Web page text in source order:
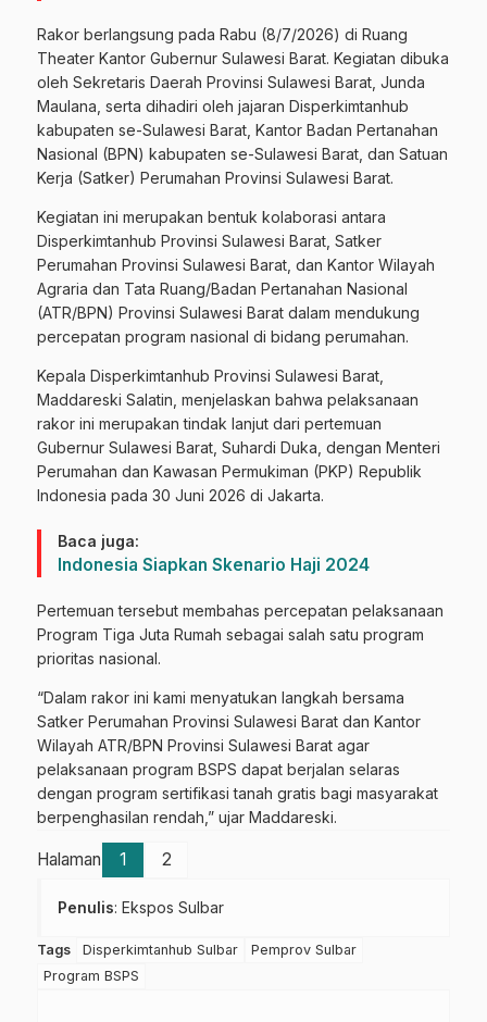
Rakor berlangsung pada Rabu (8/7/2026) di Ruang
Theater Kantor Gubernur Sulawesi Barat. Kegiatan dibuka
oleh Sekretaris Daerah Provinsi Sulawesi Barat, Junda
Maulana, serta dihadiri oleh jajaran Disperkimtanhub
kabupaten se-Sulawesi Barat, Kantor Badan Pertanahan
Nasional (BPN) kabupaten se-Sulawesi Barat, dan Satuan
Kerja (Satker) Perumahan Provinsi Sulawesi Barat.
Kegiatan ini merupakan bentuk kolaborasi antara
Disperkimtanhub Provinsi Sulawesi Barat, Satker
Perumahan Provinsi Sulawesi Barat, dan Kantor Wilayah
Agraria dan Tata Ruang/Badan Pertanahan Nasional
(ATR/BPN) Provinsi Sulawesi Barat dalam mendukung
percepatan program nasional di bidang perumahan.
Kepala Disperkimtanhub Provinsi Sulawesi Barat,
Maddareski Salatin, menjelaskan bahwa pelaksanaan
rakor ini merupakan tindak lanjut dari pertemuan
Gubernur Sulawesi Barat, Suhardi Duka, dengan Menteri
Perumahan dan Kawasan Permukiman (PKP) Republik
Indonesia pada 30 Juni 2026 di Jakarta.
Baca juga:
Indonesia Siapkan Skenario Haji 2024
Pertemuan tersebut membahas percepatan pelaksanaan
Program Tiga Juta Rumah sebagai salah satu program
prioritas nasional.
“Dalam rakor ini kami menyatukan langkah bersama
Satker Perumahan Provinsi Sulawesi Barat dan Kantor
Wilayah ATR/BPN Provinsi Sulawesi Barat agar
pelaksanaan program BSPS dapat berjalan selaras
dengan program sertifikasi tanah gratis bagi masyarakat
berpenghasilan rendah,” ujar Maddareski.
Halaman 1 2
Penulis: Ekspos Sulbar
Tags Disperkimtanhub Sulbar
Pemprov Sulbar
Program BSPS